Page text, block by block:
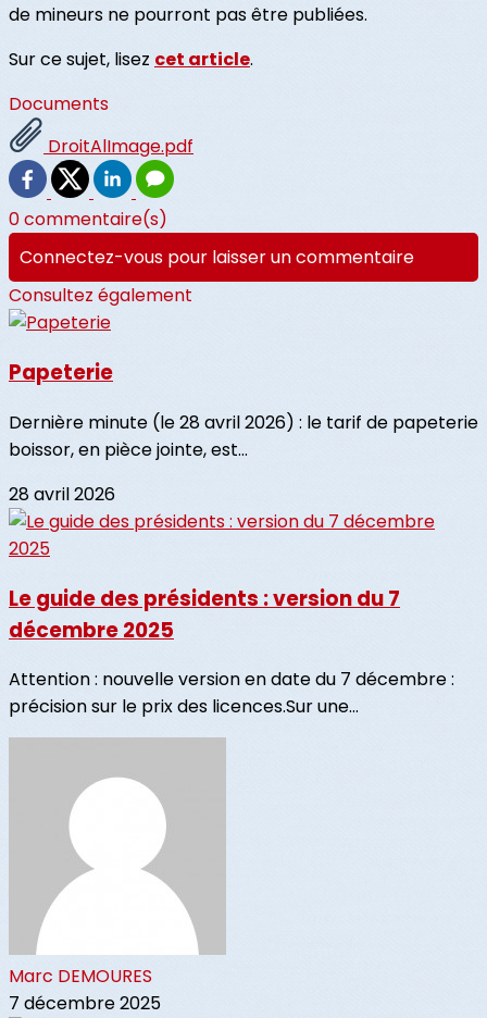
de mineurs ne pourront pas être publiées.
Sur ce sujet, lisez cet article.
Documents
DroitAlImage.pdf
0 commentaire(s)
Connectez-vous pour laisser un commentaire
Consultez également
Papeterie
Dernière minute (le 28 avril 2026) : le tarif de papeterie
boissor, en pièce jointe, est...
28 avril 2026
Le guide des présidents : version du 7
décembre 2025
Attention : nouvelle version en date du 7 décembre :
précision sur le prix des licences.Sur une...
Marc DEMOURES
7 décembre 2025